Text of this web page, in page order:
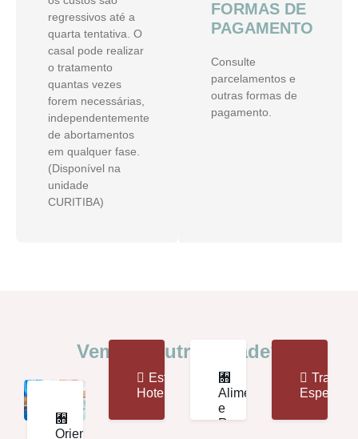
regressivos até a
quarta tentativa. O
casal pode realizar
o tratamento
quantas vezes
forem necessárias,
independentemente
de abortamentos
em qualquer fase.
(Disponível na
unidade
CURITIBA)
FORMAS DE
PAGAMENTO
Consulte
parcelamentos e
outras formas de
pagamento.
Vem de Outra Cidade?
Orientação
Estrutura
Hoteleira
Alimentação
e
Recreação
Especiais